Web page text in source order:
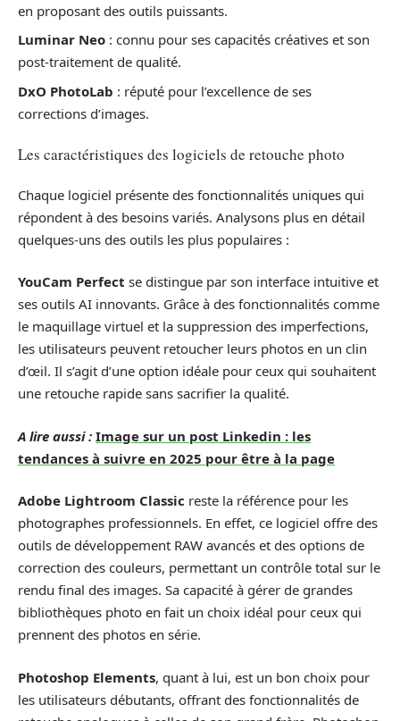
en proposant des outils puissants.
Luminar Neo : connu pour ses capacités créatives et son
post-traitement de qualité.
DxO PhotoLab : réputé pour l’excellence de ses
corrections d’images.
Les caractéristiques des logiciels de retouche photo
Chaque logiciel présente des fonctionnalités uniques qui
répondent à des besoins variés. Analysons plus en détail
quelques-uns des outils les plus populaires :
YouCam Perfect se distingue par son interface intuitive et
ses outils AI innovants. Grâce à des fonctionnalités comme
le maquillage virtuel et la suppression des imperfections,
les utilisateurs peuvent retoucher leurs photos en un clin
d’œil. Il s’agit d’une option idéale pour ceux qui souhaitent
une retouche rapide sans sacrifier la qualité.
A lire aussi : Image sur un post Linkedin : les
tendances à suivre en 2025 pour être à la page
Adobe Lightroom Classic reste la référence pour les
photographes professionnels. En effet, ce logiciel offre des
outils de développement RAW avancés et des options de
correction des couleurs, permettant un contrôle total sur le
rendu final des images. Sa capacité à gérer de grandes
bibliothèques photo en fait un choix idéal pour ceux qui
prennent des photos en série.
Photoshop Elements, quant à lui, est un bon choix pour
les utilisateurs débutants, offrant des fonctionnalités de